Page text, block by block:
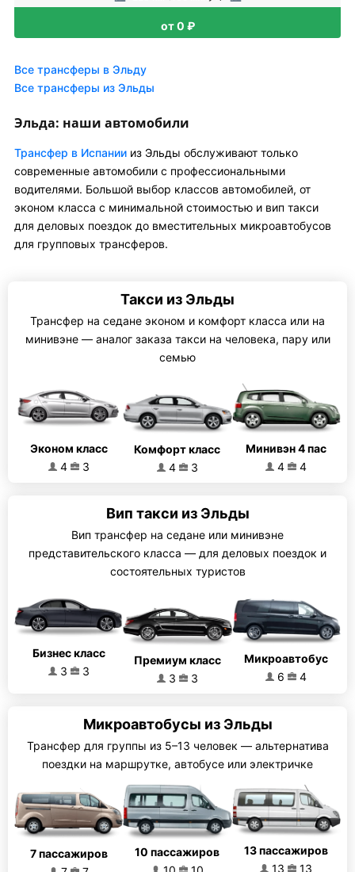
от 0 ₽
Все трансферы в Эльду
Все трансферы из Эльды
Эльда: наши автомобили
Трансфер в Испании из Эльды обслуживают только
современные автомобили с профессиональными
водителями. Большой выбор классов автомобилей, от
эконом класса с минимальной стоимостью и вип такси
для деловых поездок до вместительных микроавтобусов
для групповых трансферов.
Такси из Эльды
Трансфер на седане эконом и комфорт класса или на
минивэне — аналог заказа такси на человека, пару или
семью
Эконом класс
4
3
Комфорт класс
4
3
Минивэн 4 пас
4
4
Вип такси из Эльды
Вип трансфер на седане или минивэне
представительского класса — для деловых поездок и
состоятельных туристов
Бизнес класс
3
3
Премиум класс
3
3
Микроавтобус
6
4
Микроавтобусы из Эльды
Трансфер для группы из 5–13 человек — альтернатива
поездки на маршрутке, автобусе или электричке
7 пассажиров
10 пассажиров
13 пассажиров
13
13